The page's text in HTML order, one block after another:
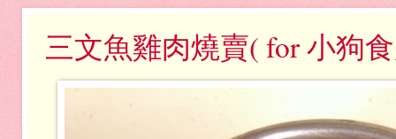
三文魚雞肉燒賣( for 小狗